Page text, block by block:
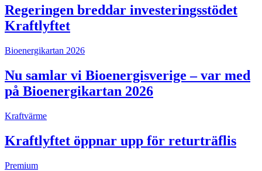
Regeringen breddar investeringsstödet
Kraftlyftet
Bioenergikartan 2026
Nu samlar vi Bioenergisverige – var med
på Bioenergikartan 2026
Kraftvärme
Kraftlyftet öppnar upp för returträflis
Premium